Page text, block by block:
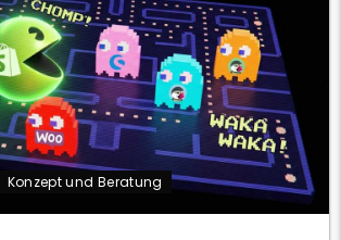
Konzept und Beratung